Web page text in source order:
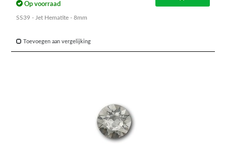
Op voorraad
SS39 - Jet Hematite - 8mm
Toevoegen aan vergelijking